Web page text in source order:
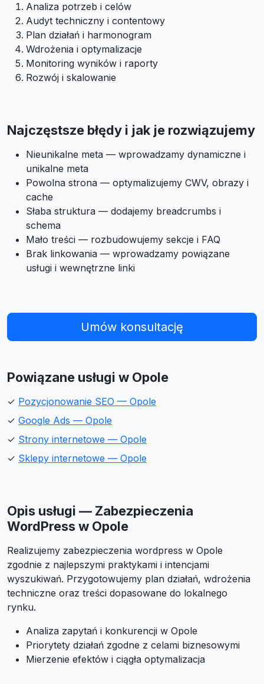
Analiza potrzeb i celów
Audyt techniczny i contentowy
Plan działań i harmonogram
Wdrożenia i optymalizacje
Monitoring wyników i raporty
Rozwój i skalowanie
Najczęstsze błędy i jak je rozwiązujemy
Nieunikalne meta — wprowadzamy dynamiczne i
unikalne meta
Powolna strona — optymalizujemy CWV, obrazy i
cache
Słaba struktura — dodajemy breadcrumbs i
schema
Mało treści — rozbudowujemy sekcje i FAQ
Brak linkowania — wprowadzamy powiązane
usługi i wewnętrzne linki
Umów konsultację
Powiązane usługi w Opole
✓ Pozycjonowanie SEO — Opole
✓ Google Ads — Opole
✓ Strony internetowe — Opole
✓ Sklepy internetowe — Opole
Opis usługi — Zabezpieczenia
WordPress w Opole
Realizujemy zabezpieczenia wordpress w Opole
zgodnie z najlepszymi praktykami i intencjami
wyszukiwań. Przygotowujemy plan działań, wdrożenia
techniczne oraz treści dopasowane do lokalnego
rynku.
Analiza zapytań i konkurencji w Opole
Priorytety działań zgodne z celami biznesowymi
Mierzenie efektów i ciągła optymalizacja